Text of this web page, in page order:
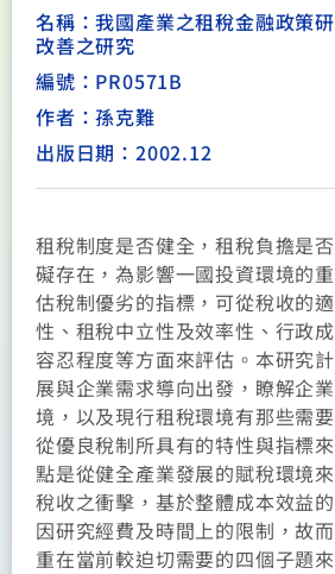
名稱：我國產業之租稅金融政策
改善之研究
編號：PR0571B
作者：孫克難
出版日期：2002.12
租稅制度是否健全，租稅負擔是
礙存在，為影響一國投資環境的
估稅制優劣的指標，可從稅收的
性、租稅中立性及效率性、行政
容忍程度等方面來評估。本研究
展與企業需求導向出發，瞭解企
境，以及現行租稅環境有那些需
從優良稅制所具有的特性與指標
點是從健全產業發展的賦稅環境
稅收之衝擊，基於整體成本效益
因研究經費及時間上的限制，故
重在當前較迫切需要的四個子題來